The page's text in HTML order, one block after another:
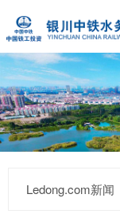
Ledong.com新闻